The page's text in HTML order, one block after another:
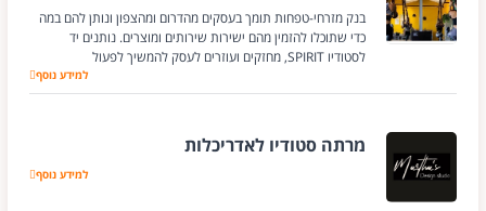
בנק מזרחי-טפחות תומך בעסקים מהדרום ומהצפון ונותן להם במה
כדי שתוכלו להזמין מהם ישירות שירותים ומוצרים. נותנים יד
לסטודיו SPIRIT, מחזקים ועוזרים לעסק להמשיך לפעול
סטודיו SPIRIT
למידע נוסף
מרתה סטודיו לאדריכלות
מרתה סטודיו
למידע נוסף